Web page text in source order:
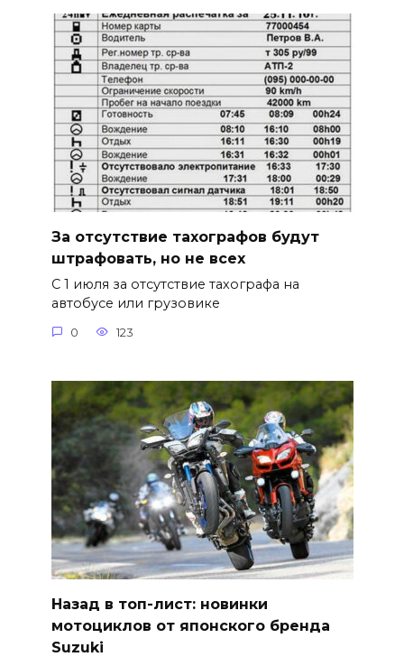
За отсутствие тахографов будут
штрафовать, но не всех
С 1 июля за отсутствие тахографа на
автобусе или грузовике
0 123
Назад в топ-лист: новинки
мотоциклов от японского бренда
Suzuki